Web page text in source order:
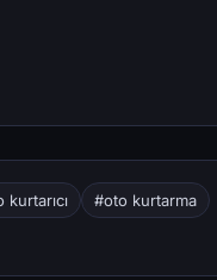
kurtarıcı
#oto kurtarma